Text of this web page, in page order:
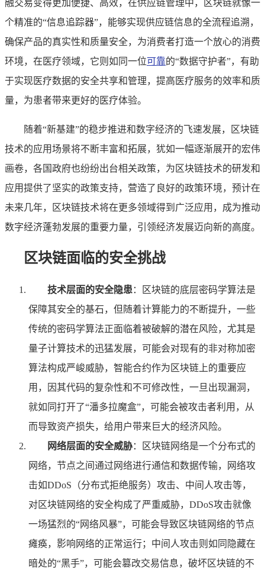
融交易变得更加便捷、高效，在供应链管理中，区块链就像一
个精准的“信息追踪器”，能够实现供应链信息的全流程追溯，
确保产品的真实性和质量安全，为消费者打造一个放心的消费
环境，在医疗领域，它则如同一位可靠的“数据守护者”，有助
于实现医疗数据的安全共享和管理，提高医疗服务的效率和质
量，为患者带来更好的医疗体验。
随着“新基建”的稳步推进和数字经济的飞速发展，区块链
技术的应用场景将不断丰富和拓展，犹如一幅逐渐展开的宏伟
画卷，各国政府也纷纷出台相关政策，为区块链技术的研发和
应用提供了坚实的政策支持，营造了良好的政策环境，预计在
未来几年，区块链技术将在更多领域得到广泛应用，成为推动
数字经济蓬勃发展的重要力量，引领经济发展迈向新的高度。
区块链面临的安全挑战
技术层面的安全隐患 ：区块链的底层密码学算法是
保障其安全的基石，但随着计算能力的不断提升，一些
传统的密码学算法正面临着被破解的潜在风险，尤其是
量子计算技术的迅猛发展，可能会对现有的非对称加密
算法构成严峻威胁，智能合约作为区块链上的重要应
用，因其代码的复杂性和不可修改性，一旦出现漏洞，
就如同打开了“潘多拉魔盒”，可能会被攻击者利用，从
而导致资产损失，给用户带来巨大的经济风险。
网络层面的安全威胁：区块链网络是一个分布式的
网络，节点之间通过网络进行通信和数据传输，网络攻
击如DDoS（分布式拒绝服务）攻击、中间人攻击等，
对区块链网络的安全构成了严重威胁，DDoS攻击就像
一场猛烈的“网络风暴”，可能会导致区块链网络的节点
瘫痪，影响网络的正常运行；中间人攻击则如同隐藏在
暗处的“黑手”，可能会篡改交易信息，破坏区块链的不